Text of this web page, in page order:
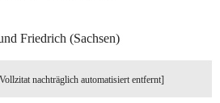
Friedrich (Sachsen)
nachträglich automatisiert entfernt]